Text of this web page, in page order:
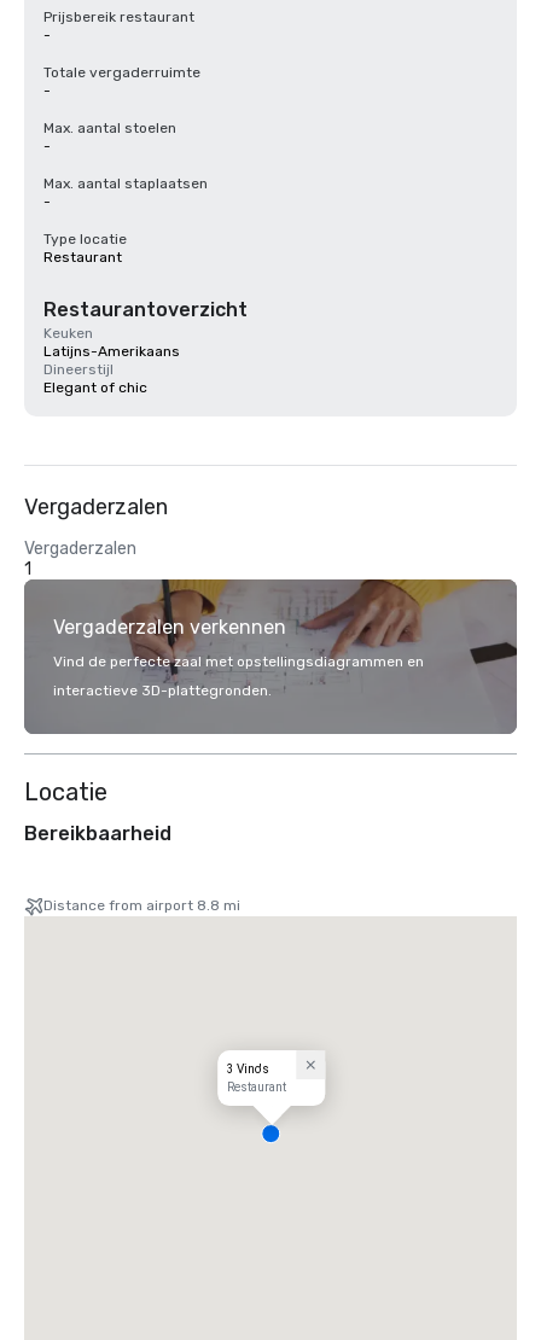
Prijsbereik restaurant
-
Totale vergaderruimte
-
Max. aantal stoelen
-
Max. aantal staplaatsen
-
Type locatie
Restaurant
Restaurantoverzicht
Keuken
Latijns-Amerikaans
Dineerstijl
Elegant of chic
Vergaderzalen
Vergaderzalen
1
Vergaderzalen verkennen
Vind de perfecte zaal met opstellingsdiagrammen en
interactieve 3D-plattegronden.
Locatie
Bereikbaarheid
Distance from airport 8.8 mi
3 Vino's
Restaurant